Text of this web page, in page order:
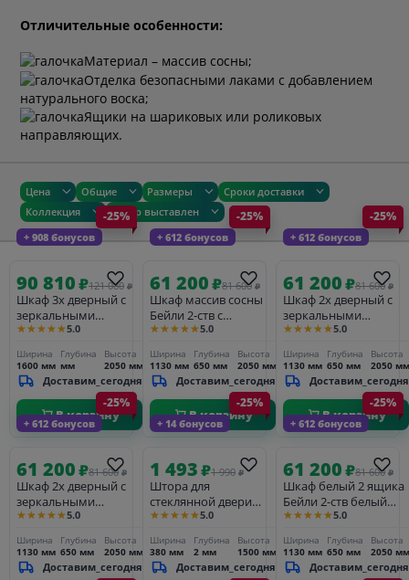
Отличительные особенности:
Материал – массив сосны;
Отделка безопасными лаками с добавлением
натурального воска;
Ящики на шариковых или роликовых
направляющих.
Цена Общие Размеры
Сроки доставки
Коллекция
Товар выставлен
+ 908 бонусов
-25%
90 810₽121 080 ₽
Шкаф 3х дверный с
зеркальными
дверями Бейли белый
★★★★★5.0
Ширина
1600 мм
Глубина
мм
Высота
2050 мм
Доставим_сегодня
В корзину
+ 612 бонусов
-25%
61 200₽81 600 ₽
Шкаф массив сосны
Бейли 2-ств с
зеркальными
★★★★★5.0
Ширина
1130 мм
Глубина
650 мм
Высота
2050 мм
Доставим_сегодня
В корзину
+ 612 бонусов
-25%
61 200₽81 600 ₽
Шкаф 2х дверный с
зеркальными
дверями Бейли белый
★★★★★5.0
Ширина
1130 мм
Глубина
650 мм
Высота
2050 мм
Доставим_сегодня
В корзину
+ 612 бонусов
-25%
61 200₽81 600 ₽
Шкаф 2х дверный с
зеркальными
дверями Бейли белый
★★★★★5.0
Ширина
1130 мм
Глубина
650 мм
Высота
2050 мм
Доставим_сегодня
+ 14 бонусов
-25%
1 493₽1 990 ₽
Штора для
стеклянной двери
шкафа/стеллажа
★★★★★5.0
Ширина
380 мм
Глубина
2 мм
Высота
1500 мм
Доставим_сегодня
+ 612 бонусов
-25%
61 200₽81 600 ₽
Шкаф белый 2 ящика
Бейли 2-ств белый
воск
★★★★★5.0
Ширина
1130 мм
Глубина
650 мм
Высота
2050 мм
Доставим_сегодня